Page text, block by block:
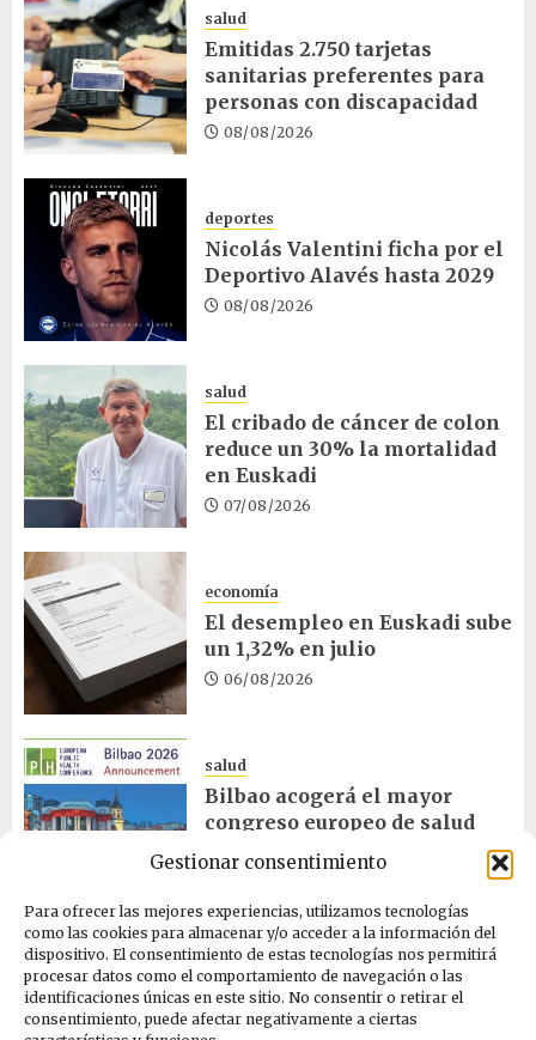
Gestionar consentimiento
Para ofrecer las mejores experiencias, utilizamos tecnologías
como las cookies para almacenar y/o acceder a la información del
dispositivo. El consentimiento de estas tecnologías nos permitirá
procesar datos como el comportamiento de navegación o las
identificaciones únicas en este sitio. No consentir o retirar el
consentimiento, puede afectar negativamente a ciertas
salud
Emitidas 2.750 tarjetas
sanitarias preferentes para
personas con discapacidad
08/08/2026
deportes
Nicolás Valentini ficha por el
Deportivo Alavés hasta 2029
08/08/2026
salud
El cribado de cáncer de colon
reduce un 30% la mortalidad
en Euskadi
07/08/2026
economía
El desempleo en Euskadi sube
un 1,32% en julio
06/08/2026
salud
Bilbao acogerá el mayor
congreso europeo de salud
pública en noviembre
ciencia
La exposición sobre el eclipse
concluye en Laguardia